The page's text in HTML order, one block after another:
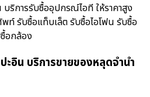
บริการรับซื้ออุปกรณ์ไอที ให้ราคาสูง
ท์ รับซื้อแท็บเล็ต รับซื้อไอโฟน รับซื้อ
อกล้อง
ะอิน บริการขายของหลุดจำนำ